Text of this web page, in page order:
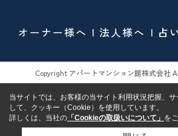
オーナー様へ 法人様へ 占
Copyright アパートマンション館株式会社
当サイトでは、お客様の当サイト利用状況把握、
して、クッキー（Cookie）を使用しています。
詳しくは、当社の 「Cookieの取扱いについて」 を